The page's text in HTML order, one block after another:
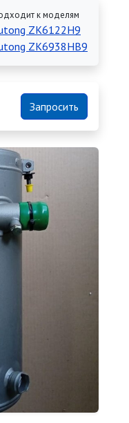
к моделям
ZK6122H9
ZK6938HB9
Запросить